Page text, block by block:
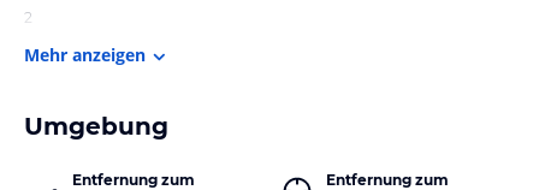
2
Mehr anzeigen
Umgebung
Entfernung zum
Entfernung zum